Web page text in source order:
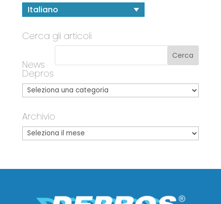
Italiano
Cerca gli articoli
News
Depros
Archivio